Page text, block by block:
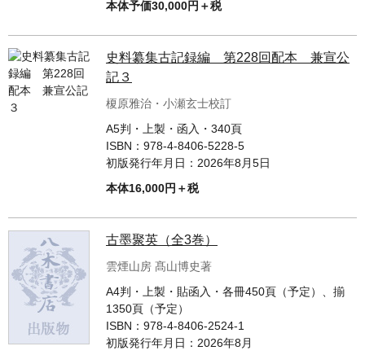
本体予価30,000円＋税
史料纂集古記録編 第228回配本 兼宣公
記３
榎原雅治・小瀬玄士校訂
A5判・上製・函入・340頁
ISBN： 978-4-8406-5228-5
初版発行年月日： 2026年8月5日
本体16,000円＋税
古墨聚英（全3巻）
雲煙山房 髙山博史著
A4判・上製・貼函入・各冊450頁（予定）、揃
1350頁（予定）
ISBN： 978-4-8406-2524-1
初版発行年月日： 2026年8月